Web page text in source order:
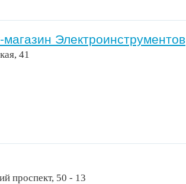
Электроинструментов
41
проспект, 50 - 13